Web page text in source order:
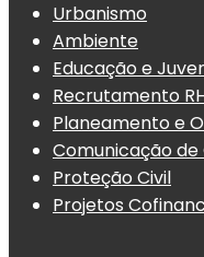
Urbanismo
Ambiente
Educação e
Recrutamento
Planeamento e
Comunicação
Proteção Civil
Projetos